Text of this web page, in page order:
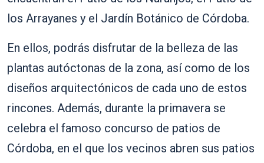
los Arrayanes y el Jardín Botánico de Córdoba.
En ellos, podrás disfrutar de la belleza de las
plantas autóctonas de la zona, así como de los
diseños arquitectónicos de cada uno de estos
rincones. Además, durante la primavera se
celebra el famoso concurso de patios de
Córdoba, en el que los vecinos abren sus patios